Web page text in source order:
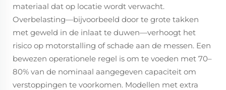
materiaal dat op locatie wordt verwacht.
Overbelasting—bijvoorbeeld door te grote takken
met geweld in de inlaat te duwen—verhoogt het
risico op motorstalling of schade aan de messen. Een
bewezen operationele regel is om te voeden met 70–
80% van de nominaal aangegeven capaciteit om
verstoppingen te voorkomen. Modellen met extra